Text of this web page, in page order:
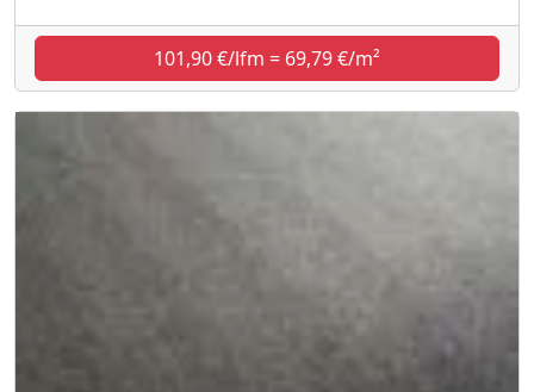
101,90 €/lfm = 69,79 €/m²